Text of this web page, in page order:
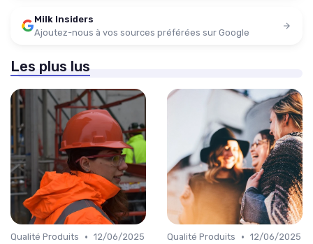
Milk Insiders
Ajoutez-nous à vos sources préférées sur Google
Les plus lus
Qualité Produits • 12/06/2025
Qualité Produits • 12/06/2025